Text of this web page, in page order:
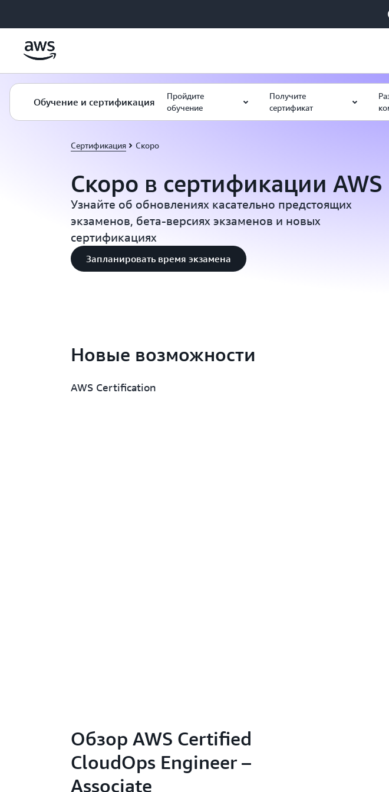
Обучение и сертификация
Пройдите
обучение
Получите
сертификат
Сертификация Скоро
Скоро в сертификации AWS
Узнайте об обновлениях касательно предстоящих
экзаменов, бета-версиях экзаменов и новых
сертификациях
Запланировать время экзамена
Новые возможности
AWS Certification
Обзор AWS Certified
CloudOps Engineer –
Associate